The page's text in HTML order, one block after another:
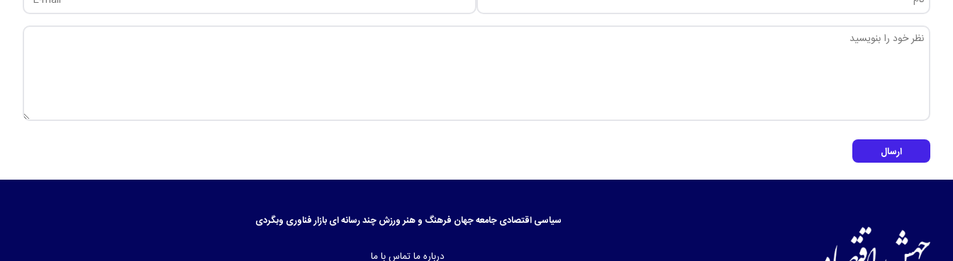
ارسال
سیاسیاقتصادیجامعهجهان فرهنگ و هنرورزشچند رسانه ایبازارفناوری وبگردی
درباره ماتماس با ما